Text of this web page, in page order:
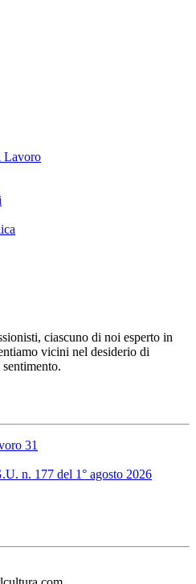
Lavoro
ciascuno di noi esperto in
vicini nel desiderio di
31
n. 177 del 1° agosto 2026